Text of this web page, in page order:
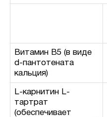
Витамин B5 (в виде
d-пантотената
кальция)
L-карнитин L-
тартрат
(обеспечивает